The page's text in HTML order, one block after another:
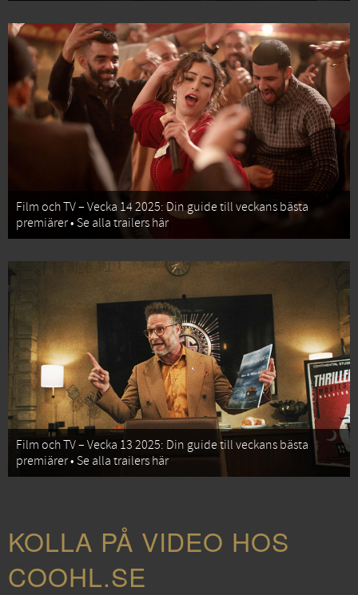
Film och TV – Vecka 14 2025: Din guide till veckans bästa
premiärer • Se alla trailers här
Film och TV – Vecka 13 2025: Din guide till veckans bästa
premiärer • Se alla trailers här
KOLLA PÅ VIDEO HOS
COOHL.SE